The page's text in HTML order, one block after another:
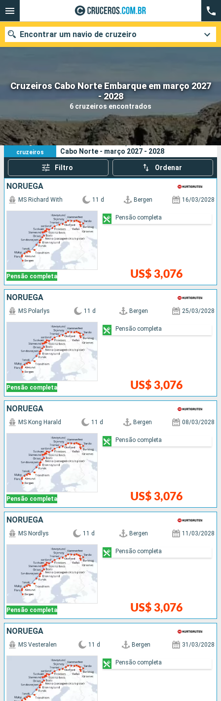
Cruzeiros Cabo Norte Embarque em março 2027
- 2028
6 cruzeiros encontrados
Encontrar um navio de cruzeiro
Quando ir?
Data de partida
Cidades Companhias
Pesquisar
6
cruzeiros
Os seus critérios de pesquisa:
Cabo Norte - março 2027 - 2028
Filtro Ordenar
NORUEGA
Pensão completa
MS Richard With 11 d Bergen 16/03/2028
US$ 3,076
Pensão completa
NORUEGA
Pensão completa
MS Polarlys 11 d Bergen 25/03/2028
US$ 3,076
Pensão completa
NORUEGA
Pensão completa
MS Kong Harald 11 d Bergen 08/03/2028
US$ 3,076
Pensão completa
NORUEGA
Pensão completa
MS Nordlys 11 d Bergen 11/03/2028
US$ 3,076
Pensão completa
NORUEGA
MS Vesteralen 11 d Bergen 31/03/2028
Pensão completa